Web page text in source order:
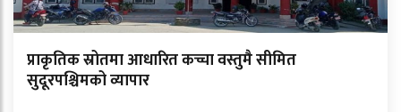
प्राकृतिक स्रोतमा आधारित कच्चा वस्तुमै सीमित
सुदूरपश्चिमको व्यापार